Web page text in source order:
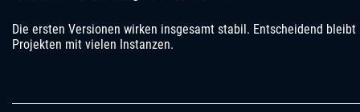
Die ersten Versionen wirken insgesamt stabil. Entscheidend bleibt
Projekten mit vielen Instanzen.